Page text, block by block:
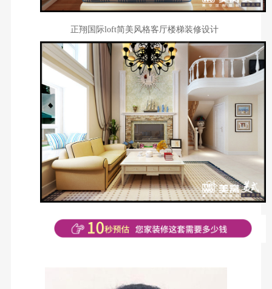
正翔国际loft简美风格客厅楼梯装修设计